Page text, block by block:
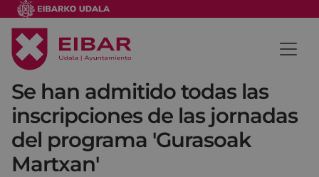
Se han admitido todas las
inscripciones de las jornadas
del programa 'Gurasoak
Martxan'